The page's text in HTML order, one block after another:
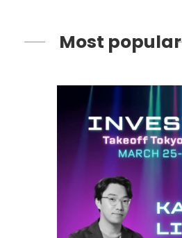
Most popular